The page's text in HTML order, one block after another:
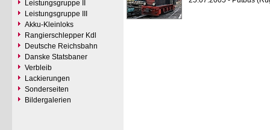
Leistungsgruppe II
Leistungsgruppe III
Akku-Kleinloks
Rangierschlepper Kdl
Deutsche Reichsbahn
Danske Statsbaner
Verbleib
Lackierungen
Sonderseiten
Bildergalerien